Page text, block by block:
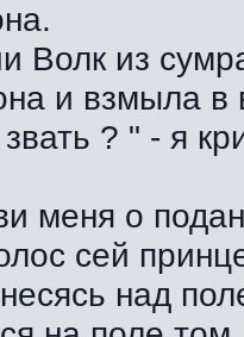
Волк из
и взмыла в
? " - я
меня о
сей
над